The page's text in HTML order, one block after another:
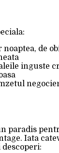
noaptea, de
inguste
paradis
Iata